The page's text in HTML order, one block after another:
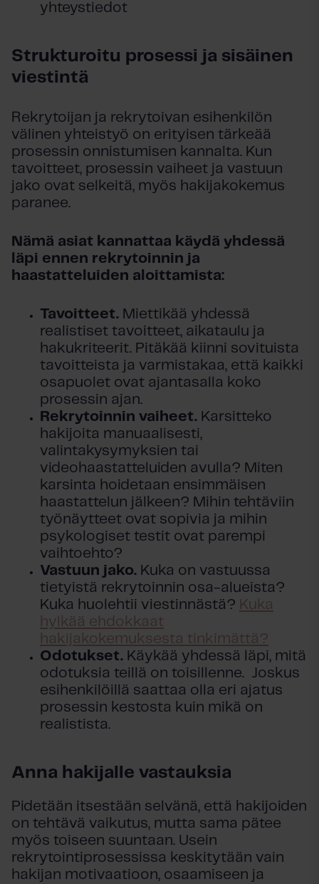
yhteystiedot
Strukturoitu prosessi ja sisäinen
viestintä
Rekrytoijan ja rekrytoivan esihenkilön
välinen yhteistyö on erityisen tärkeää
prosessin onnistumisen kannalta. Kun
tavoitteet, prosessin vaiheet ja vastuun
jako ovat selkeitä, myös hakijakokemus
paranee.
Nämä asiat kannattaa käydä yhdessä
läpi ennen rekrytoinnin ja
haastatteluiden aloittamista:
Tavoitteet. Miettikää yhdessä
realistiset tavoitteet, aikataulu ja
hakukriteerit. Pitäkää kiinni sovituista
tavoitteista ja varmistakaa, että kaikki
osapuolet ovat ajantasalla koko
prosessin ajan.
Rekrytoinnin vaiheet. Karsitteko
hakijoita manuaalisesti,
valintakysymyksien tai
videohaastatteluiden avulla? Miten
karsinta hoidetaan ensimmäisen
haastattelun jälkeen? Mihin tehtäviin
työnäytteet ovat sopivia ja mihin
psykologiset testit ovat parempi
vaihtoehto?
Vastuun jako. Kuka on vastuussa
tietyistä rekrytoinnin osa-alueista?
Kuka huolehtii viestinnästä? Kuka
hylkää ehdokkaat
hakijakokemuksesta tinkimättä?
Odotukset. Käykää yhdessä läpi, mitä
odotuksia teillä on toisillenne. Joskus
esihenkilöillä saattaa olla eri ajatus
prosessin kestosta kuin mikä on
realistista.
Anna hakijalle vastauksia
Pidetään itsestään selvänä, että hakijoiden
on tehtävä vaikutus, mutta sama pätee
myös toiseen suuntaan. Usein
rekrytointiprosessissa keskitytään vain
hakijan motivaatioon, osaamiseen ja